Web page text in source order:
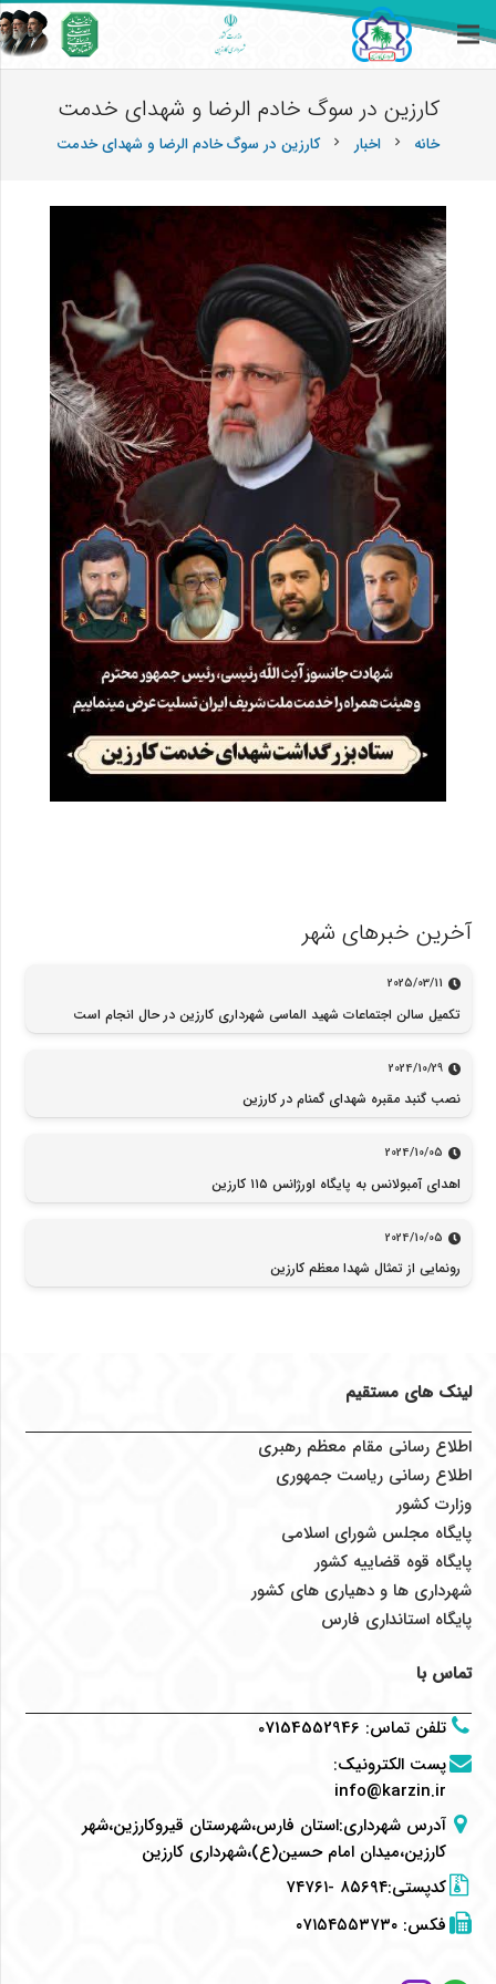
کارزین در سوگ خادم الرضا و شهدای خدمت
خانه chevron_right اخبار chevron_right کارزین در سوگ خادم الرضا و شهدای خدمت
آخرین خبرهای شهر
2025/03/11
تکمیل سالن اجتماعات شهید الماسی شهرداری کارزین در حال انجام است
2024/10/29
نصب گنبد مقبره شهدای گمنام در کارزین
2024/10/05
اهدای آمبولانس به پایگاه اورژانس ۱۱۵ کارزین
2024/10/05
رونمایی از تمثال شهدا معظم کارزین
لینک های مستقیم
اطلاع رسانی مقام معظم رهبری
اطلاع رسانی ریاست جمهوری
وزارت کشور
پایگاه مجلس شورای اسلامی
پایگاه قوه قضاییه کشور
شهرداری ها و دهیاری های کشور
پایگاه استانداری فارس
تماس با
تلفن تماس:
07154552946
پست الکترونیک:
info@karzin.ir
آدرس شهرداری:استان فارس،شهرستان قیروکارزین،شهر
کارزین،میدان امام حسین(ع)،شهرداری کارزین
کدپستی:۸۵۶۹۴ -۷۴۷۶۱
فکس:۰۷۱۵۴۵۵۳۷۳۰